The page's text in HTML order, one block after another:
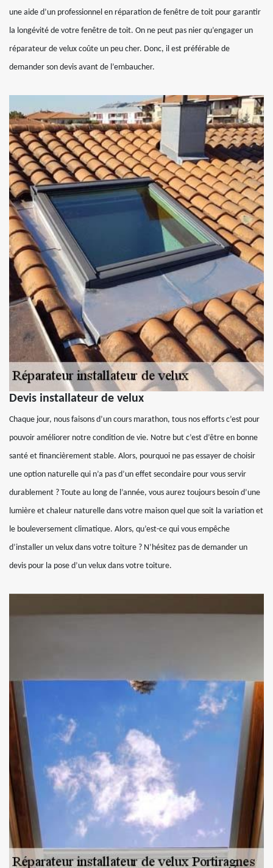
une aide d’un professionnel en réparation de fenêtre de toit pour garantir
la longévité de votre fenêtre de toit. On ne peut pas nier qu’engager un
réparateur de velux coûte un peu cher. Donc, il est préférable de
demander son devis avant de l’embaucher.
Devis installateur de velux
Chaque jour, nous faisons d’un cours marathon, tous nos efforts c’est pour
pouvoir améliorer notre condition de vie. Notre but c’est d’être en bonne
santé et financièrement stable. Alors, pourquoi ne pas essayer de choisir
une option naturelle qui n’a pas d’un effet secondaire pour vous servir
durablement ? Toute au long de l’année, vous aurez toujours besoin d’une
lumière et chaleur naturelle dans votre maison quel que soit la variation et
le bouleversement climatique. Alors, qu’est-ce qui vous empêche
d’installer un velux dans votre toiture ? N’hésitez pas de demander un
devis pour la pose d’un velux dans votre toiture.